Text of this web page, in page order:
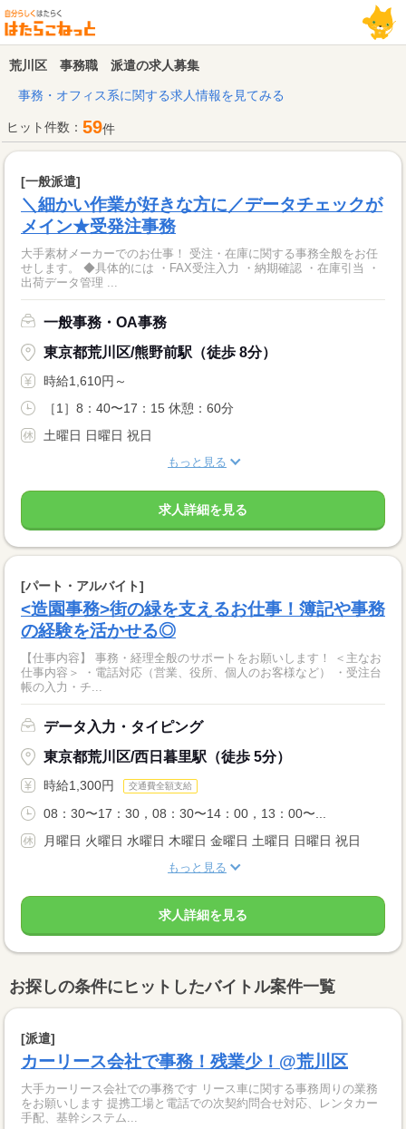
荒川区 事務職 派遣の求人募集
事務・オフィス系に関する求人情報を見てみる
ヒット件数： 59件
[一般派遣]
＼細かい作業が好きな方に／データチェックが
メイン★受発注事務
大手素材メーカーでのお仕事！ 受注・在庫に関する事務全般をお任
せします。 ◆具体的には ・FAX受注入力 ・納期確認 ・在庫引当 ・
出荷データ管理 ...
一般事務・OA事務
東京都荒川区/熊野前駅（徒歩 8分）
時給1,610円～
［1］8：40〜17：15 休憩：60分
土曜日 日曜日 祝日
もっと見る
求人詳細を見る
[パート・アルバイト]
<造園事務>街の緑を支えるお仕事！簿記や事務
の経験を活かせる◎
【仕事内容】 事務・経理全般のサポートをお願いします！ ＜主なお
仕事内容＞ ・電話対応（営業、役所、個人のお客様など） ・受注台
帳の入力・チ...
データ入力・タイピング
東京都荒川区/西日暮里駅（徒歩 5分）
時給1,300円 交通費全額支給
08：30〜17：30，08：30〜14：00，13：00〜...
月曜日 火曜日 水曜日 木曜日 金曜日 土曜日 日曜日 祝日
もっと見る
求人詳細を見る
お探しの条件にヒットしたバイトル案件一覧
[派遣]
カーリース会社で事務！残業少！@荒川区
大手カーリース会社での事務です リース車に関する事務周りの業務
をお願いします 提携工場と電話での次契約問合せ対応、レンタカー
手配、基幹システム...